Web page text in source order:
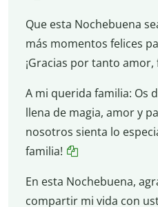
Que esta Nochebuena
más momentos felices
¡Gracias por tanto
A mi querida familia: Os
llena de magia, amor y
nosotros sienta lo
familia!
En esta Nochebuena,
compartir mi vida con